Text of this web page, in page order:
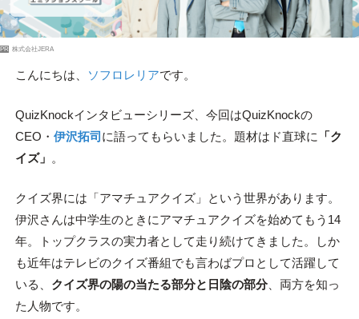
PR 株式会社JERA
こんにちは、 ソフロレリアです。
QuizKnockインタビューシリーズ、今回はQuizKnockの
CEO・ 伊沢拓司 に語ってもらいました。題材はド直球に
「ク
イズ」 。
クイズ界には「アマチュアクイズ」という世界があります。
伊沢さんは中学生のときにアマチュアクイズを始めてもう14
年。トップクラスの実力者として走り続けてきました。しか
も近年はテレビのクイズ番組でも言わばプロとして活躍して
いる、 クイズ界の陽の当たる部分と日陰の部分、両方を知っ
た人物です。